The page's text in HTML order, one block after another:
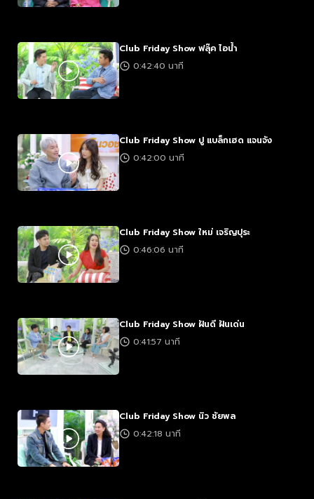
Club Friday Show ฟลุ๊ค ไอน้ำ
0:42:40 นาที
Club Friday Show ปู แบล็กเฮด แจนจัง
0:42:00 นาที
Club Friday Show ใหม่ เจริญปุระ
0:46:06 นาที
Club Friday Show ฝันดี ฝันเด่น
0:41:57 นาที
Club Friday Show นิว ชัยพล
0:42:18 นาที